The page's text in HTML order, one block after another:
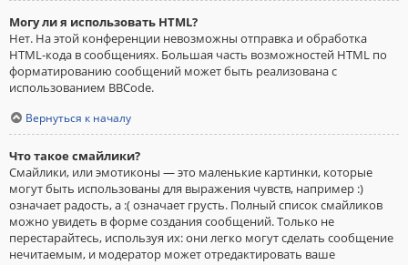
Могу ли я использовать HTML?
Нет. На этой конференции невозможны отправка и обработка
HTML-кода в сообщениях. Большая часть возможностей HTML по
форматированию сообщений может быть реализована с
использованием BBCode.
Вернуться к началу
Что такое смайлики?
Смайлики, или эмотиконы — это маленькие картинки, которые
могут быть использованы для выражения чувств, например :)
означает радость, а :( означает грусть. Полный список смайликов
можно увидеть в форме создания сообщений. Только не
перестарайтесь, используя их: они легко могут сделать сообщение
нечитаемым, и модератор может отредактировать ваше